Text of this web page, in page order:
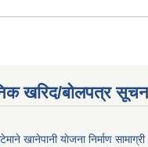
खरिद/बोलपत्र
खानेपानी याेजना निर्माण सामाग्री